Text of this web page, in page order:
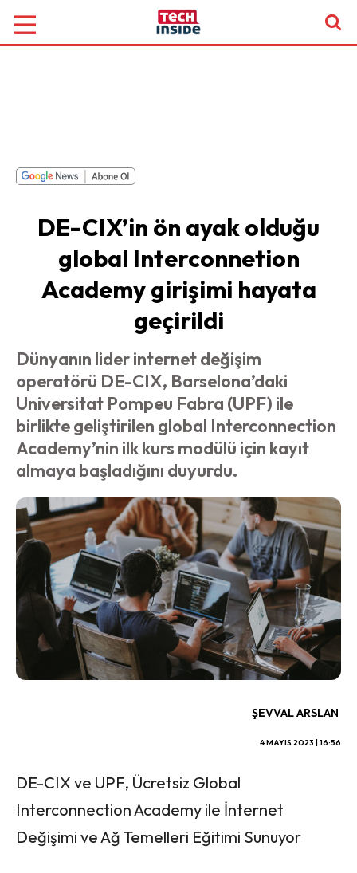
DE-CIX’in ön ayak olduğu
global Interconnetion
Academy girişimi hayata
geçirildi
Dünyanın lider internet değişim
operatörü DE-CIX, Barselona’daki
Universitat Pompeu Fabra (UPF) ile
birlikte geliştirilen global Interconnection
Academy’nin ilk kurs modülü için kayıt
almaya başladığını duyurdu.
ŞEVVAL ARSLAN
4 MAYIS 2023 | 16:56
DE-CIX ve UPF, Ücretsiz Global
Interconnection Academy ile İnternet
Değişimi ve Ağ Temelleri Eğitimi Sunuyor